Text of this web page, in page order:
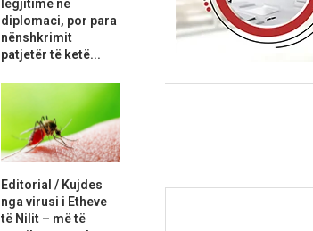
legjitime në
diplomaci, por para
nënshkrimit
patjetër të ketë...
Editorial / Kujdes
nga virusi i Etheve
të Nilit – më të